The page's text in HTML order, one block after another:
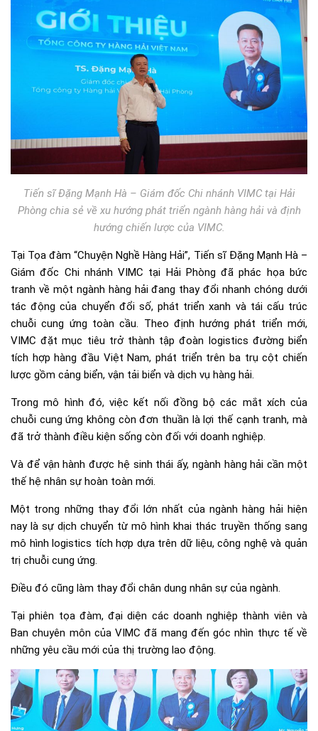
Tiến sĩ Đặng Mạnh Hà – Giám đốc Chi nhánh VIMC tại Hải
Phòng chia sẻ về xu hướng phát triển ngành hàng hải và định
hướng chiến lược của VIMC.
Tại Tọa đàm “Chuyện Nghề Hàng Hải”, Tiến sĩ Đặng Mạnh Hà –
Giám đốc Chi nhánh VIMC tại Hải Phòng đã phác họa bức
tranh về một ngành hàng hải đang thay đổi nhanh chóng dưới
tác động của chuyển đổi số, phát triển xanh và tái cấu trúc
chuỗi cung ứng toàn cầu. Theo định hướng phát triển mới,
VIMC đặt mục tiêu trở thành tập đoàn logistics đường biển
tích hợp hàng đầu Việt Nam, phát triển trên ba trụ cột chiến
lược gồm cảng biển, vận tải biển và dịch vụ hàng hải.
Trong mô hình đó, việc kết nối đồng bộ các mắt xích của
chuỗi cung ứng không còn đơn thuần là lợi thế cạnh tranh, mà
đã trở thành điều kiện sống còn đối với doanh nghiệp.
Và để vận hành được hệ sinh thái ấy, ngành hàng hải cần một
thế hệ nhân sự hoàn toàn mới.
Một trong những thay đổi lớn nhất của ngành hàng hải hiện
nay là sự dịch chuyển từ mô hình khai thác truyền thống sang
mô hình logistics tích hợp dựa trên dữ liệu, công nghệ và quản
trị chuỗi cung ứng.
Điều đó cũng làm thay đổi chân dung nhân sự của ngành.
Tại phiên tọa đàm, đại diện các doanh nghiệp thành viên và
Ban chuyên môn của VIMC đã mang đến góc nhìn thực tế về
những yêu cầu mới của thị trường lao động.